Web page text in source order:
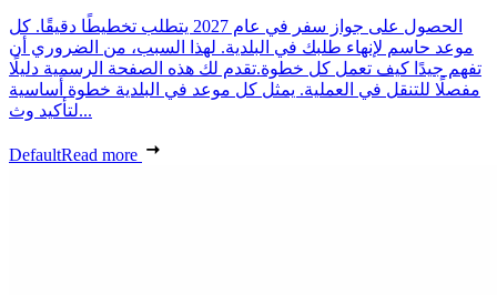
الحصول على جواز سفر في عام 2027 يتطلب تخطيطًا دقيقًا. كل
موعد حاسم لإنهاء طلبك في البلدية. لهذا السبب، من الضروري أن
تفهم جيدًا كيف تعمل كل خطوة.تقدم لك هذه الصفحة الرسمية دليلًا
مفصلًا للتنقل في العملية. يمثل كل موعد في البلدية خطوة أساسية
لتأكيد وث...
DefaultRead more